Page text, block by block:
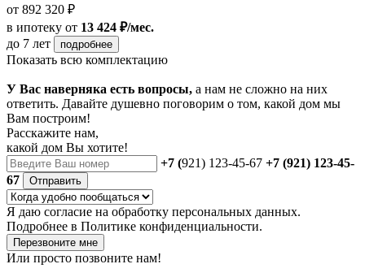
от 892 320 ₽
в ипотеку от 13 424 ₽/мес.
до 7 лет
подробнее
Показать всю комплектацию
У Вас наверняка есть вопросы, а нам не сложно на них
ответить. Давайте душевно поговорим о том, какой дом мы
Вам построим!
Расскажите нам,
какой дом Вы хотите!
+7 (921) 123-45-67 +7 (921) 123-45-
67
Отправить
Я даю согласие на обработку персональных данных.
Подробнее в Политике конфиденциальности.
Перезвоните мне
Или просто позвоните нам!